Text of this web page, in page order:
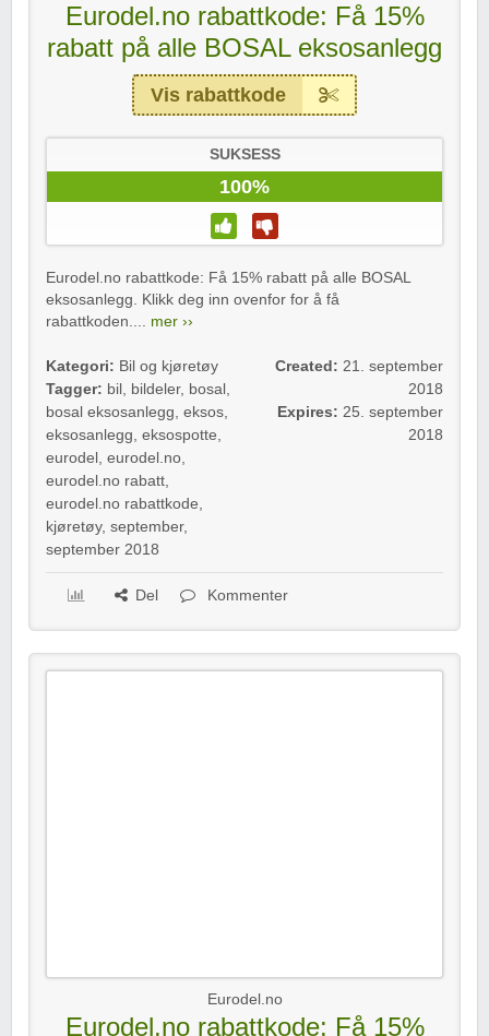
Eurodel.no rabattkode: Få 15%
rabatt på alle BOSAL eksosanlegg
Vis rabattkode
SUKSESS
100%
Eurodel.no rabattkode: Få 15% rabatt på alle BOSAL
eksosanlegg. Klikk deg inn ovenfor for å få
rabattkoden.... mer ››
Kategori: Bil og kjøretøy
Tagger: bil , bildeler, bosal ,
bosal eksosanlegg, eksos,
eksosanlegg, eksospotte,
eurodel , eurodel.no,
eurodel.no rabatt,
eurodel.no rabattkode,
kjøretøy, september,
september 2018
Created: 21. september
2018
Expires: 25. september
2018
Del Kommenter
Eurodel.no
Eurodel.no rabattkode: Få 15%